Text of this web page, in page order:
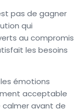
pas de gagner
qui
au compromis
les besoins
les émotions
acceptable
calmer avant de